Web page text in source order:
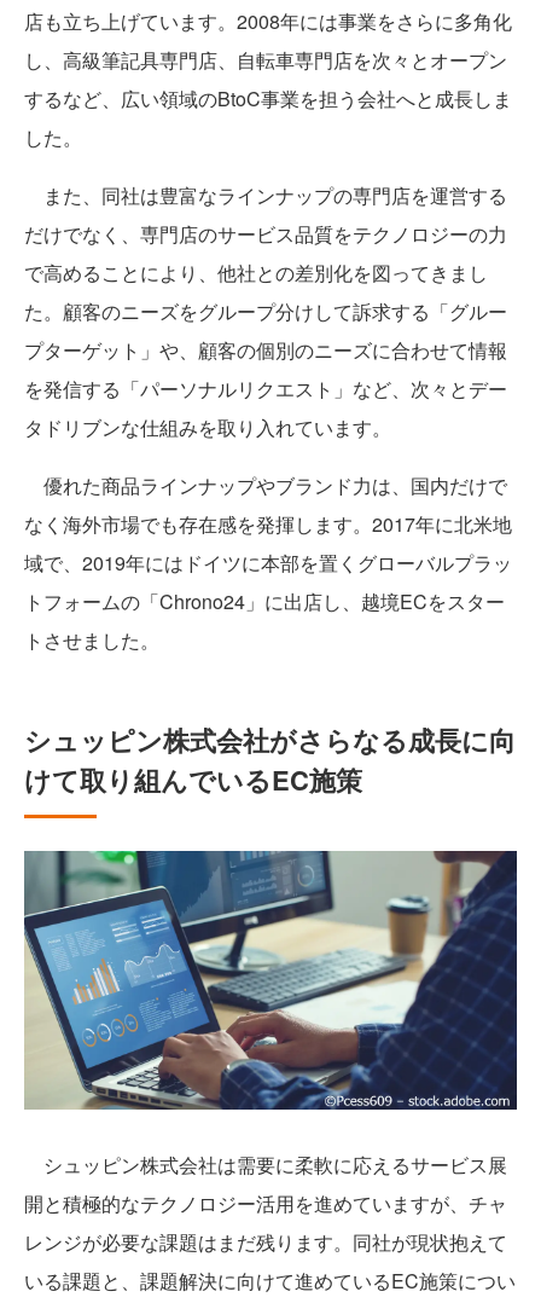
店も立ち上げています。2008年には事業をさらに多角化
し、高級筆記具専門店、自転車専門店を次々とオープン
するなど、広い領域のBtoC事業を担う会社へと成長しま
した。
また、同社は豊富なラインナップの専門店を運営する
だけでなく、専門店のサービス品質をテクノロジーの力
で高めることにより、他社との差別化を図ってきまし
た。顧客のニーズをグループ分けして訴求する「グルー
プターゲット」や、顧客の個別のニーズに合わせて情報
を発信する「パーソナルリクエスト」など、次々とデー
タドリブンな仕組みを取り入れています。
優れた商品ラインナップやブランド力は、国内だけで
なく海外市場でも存在感を発揮します。2017年に北米地
域で、2019年にはドイツに本部を置くグローバルプラッ
トフォームの「Chrono24」に出店し、越境ECをスター
トさせました。
シュッピン株式会社がさらなる成長に向
けて取り組んでいるEC施策
シュッピン株式会社は需要に柔軟に応えるサービス展
開と積極的なテクノロジー活用を進めていますが、チャ
レンジが必要な課題はまだ残ります。同社が現状抱えて
いる課題と、課題解決に向けて進めているEC施策につい